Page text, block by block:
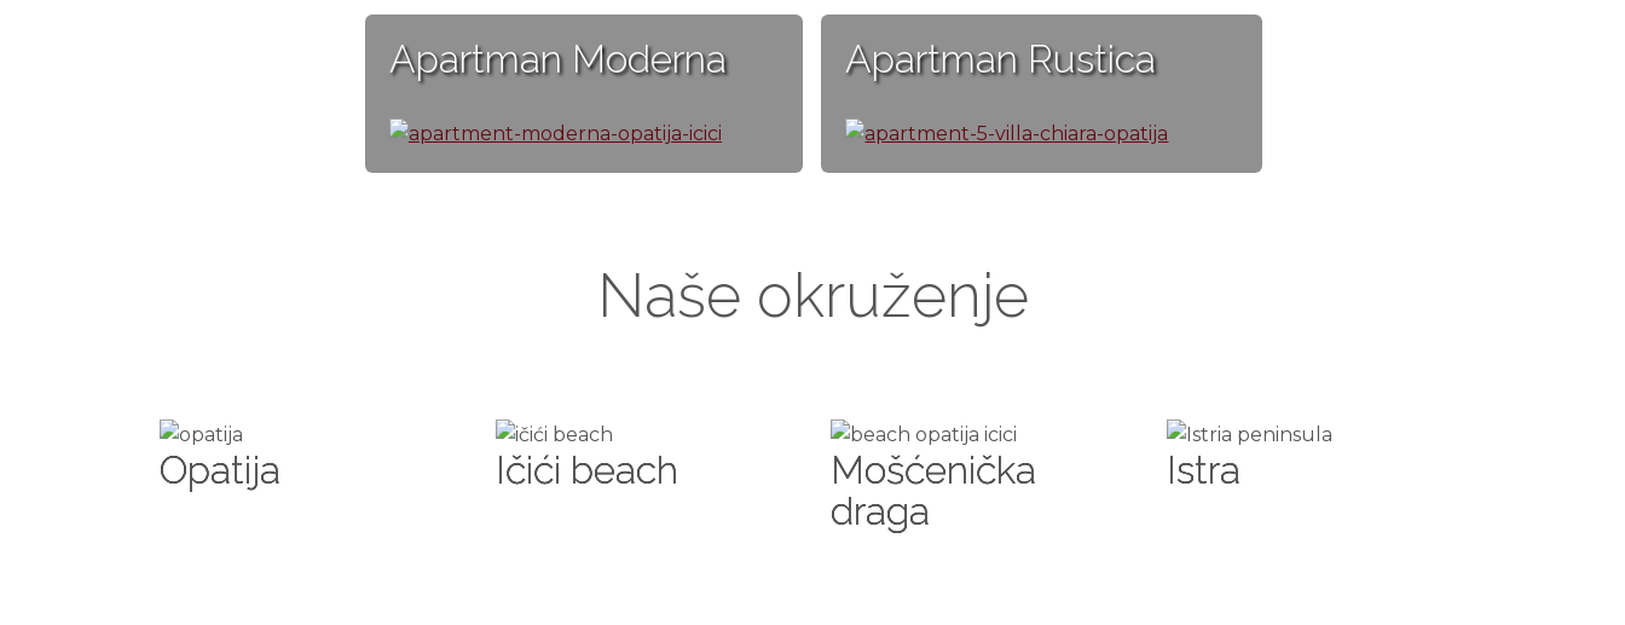
Apartman Moderna Apartman Rustica
Naše okruženje
Opatija Ičići beach
Mošćenička
draga
Istra